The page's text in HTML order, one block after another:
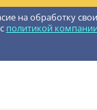
на обработку
политикой